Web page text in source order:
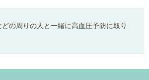
の周りの人と一緒に高血圧予防に取り